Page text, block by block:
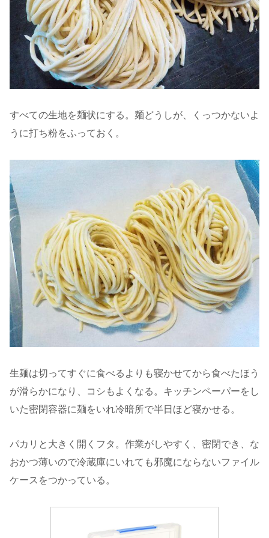
すべての生地を麺状にする。麺どうしが、くっつかないよ
うに打ち粉をふっておく。
生麺は切ってすぐに食べるよりも寝かせてから食べたほう
が滑らかになり、コシもよくなる。キッチンペーパーをし
いた密閉容器に麺をいれ冷暗所で半日ほど寝かせる。
パカリと大きく開くフタ。作業がしやすく、密閉でき、な
おかつ薄いので冷蔵庫にいれても邪魔にならないファイル
ケースをつかっている。